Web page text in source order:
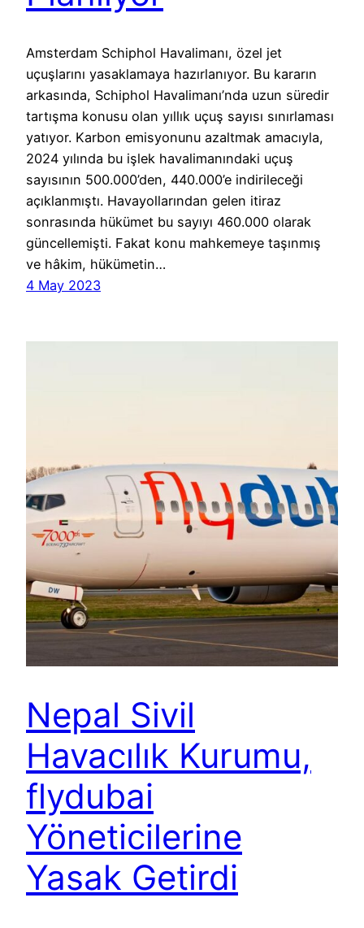
Amsterdam Schiphol Havalimanı, özel jet
uçuşlarını yasaklamaya hazırlanıyor. Bu kararın
arkasında, Schiphol Havalimanı’nda uzun süredir
tartışma konusu olan yıllık uçuş sayısı sınırlaması
yatıyor. Karbon emisyonunu azaltmak amacıyla,
2024 yılında bu işlek havalimanındaki uçuş
sayısının 500.000’den, 440.000’e indirileceği
açıklanmıştı. Havayollarından gelen itiraz
sonrasında hükümet bu sayıyı 460.000 olarak
güncellemişti. Fakat konu mahkemeye taşınmış
ve hâkim, hükümetin…
4 May 2023
Nepal Sivil
Havacılık Kurumu,
flydubai
Yöneticilerine
Yasak Getirdi